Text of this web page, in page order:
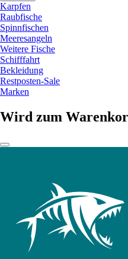
Karpfen
Raubfische
Spinnfischen
Meeresangeln
Weitere Fische
Schifffahrt
Bekleidung
Restposten-Sale
Marken
Wird zum